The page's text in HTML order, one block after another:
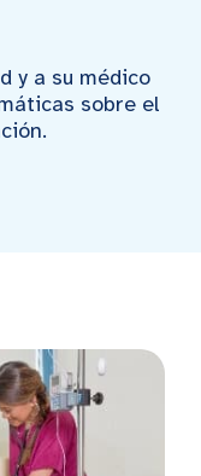
y a su médico
sobre el